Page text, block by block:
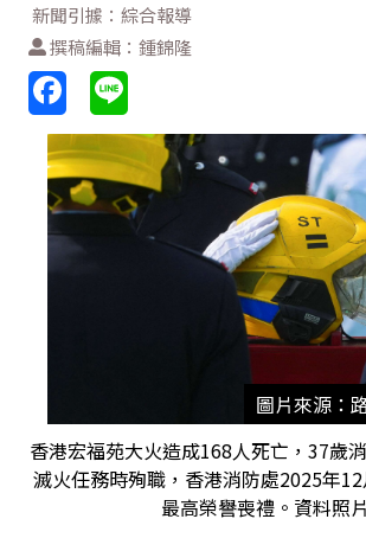
新聞引據：綜合報導
撰稿編輯：鍾錦隆
圖片來源：
香港宏福苑大火造成168人死亡，37歲
滅火任務時殉職，香港消防處2025年
最高榮譽喪禮。資料照片